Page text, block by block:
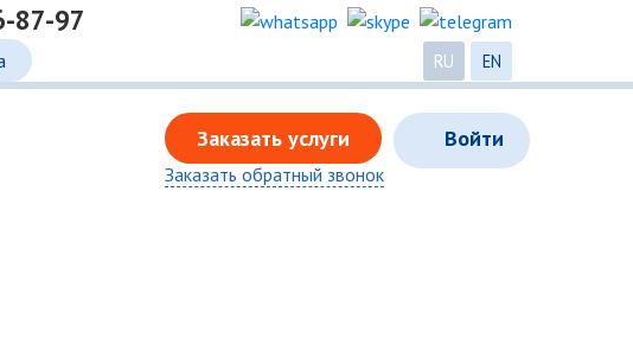
87-97
RU EN
Заказать услуги Войти
Заказать обратный звонок